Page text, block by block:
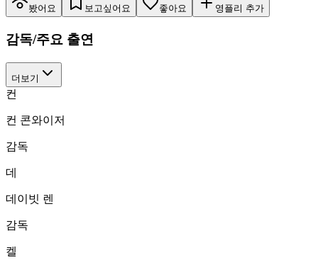
봤어요 보고싶어요 좋아요 영플리 추가
감독/주요 출연
더보기
컨
컨 콘와이저
감독
데
데이빗 렌
감독
켈